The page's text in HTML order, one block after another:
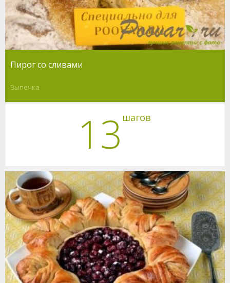
Пирог со сливами
Выпечка
13 шагов